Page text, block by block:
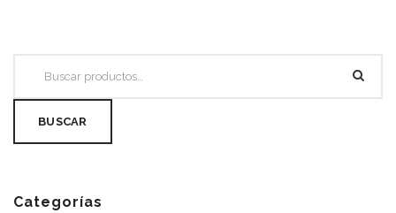
BUSCAR
Categorías